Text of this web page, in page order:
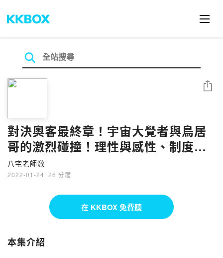
對決奧客最終章！宇宙大覺者與鳥居
哥的激烈碰撞！理性與感性、制度與
同理心的最大衝突！-店內低消的經營
策略(下)
八宅老師激
2022-01-24 · 26 分鐘
分享
在 KKBOX 免費聽
本集介紹